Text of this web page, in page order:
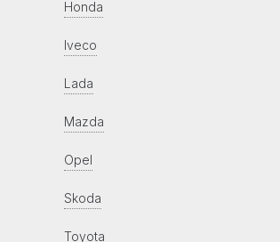
Honda
Iveco
Lada
Mazda
Opel
Skoda
Toyota